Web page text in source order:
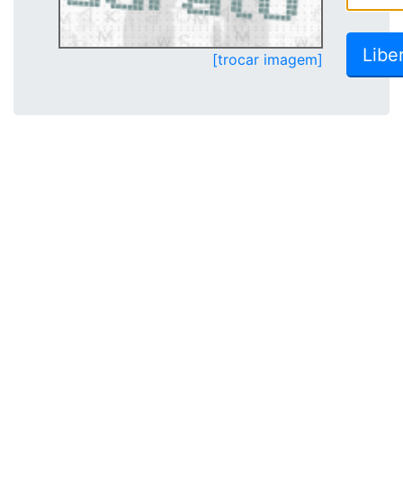
[trocar imagem]